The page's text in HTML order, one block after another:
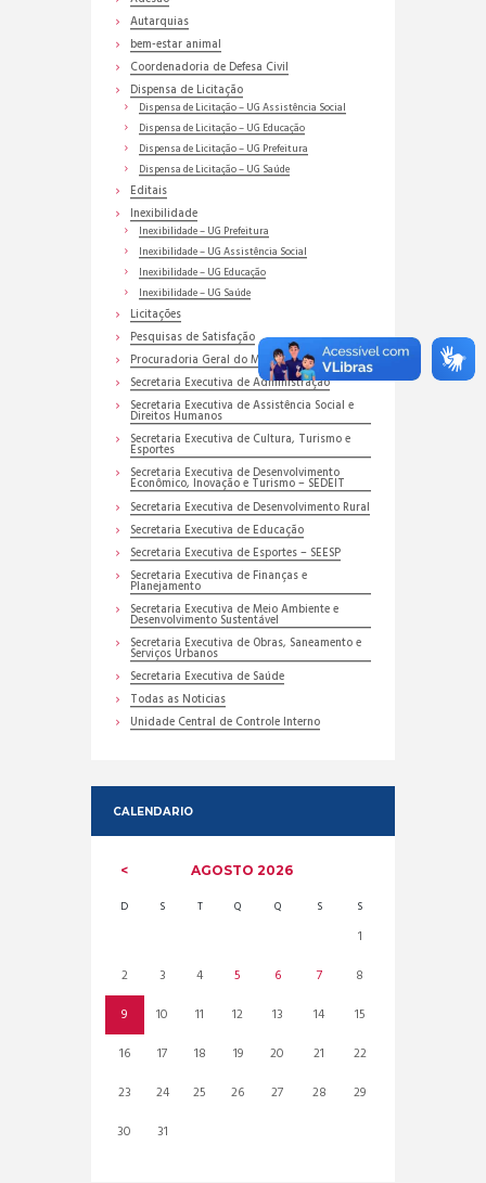
Autarquias
bem-estar animal
Coordenadoria de Defesa Civil
Dispensa de Licitação
Dispensa de Licitação – UG Assistência Social
Dispensa de Licitação – UG Educação
Dispensa de Licitação – UG Prefeitura
Dispensa de Licitação – UG Saúde
Editais
Inexibilidade
Inexibilidade – UG Prefeitura
Inexibilidade – UG Assistência Social
Inexibilidade – UG Educação
Inexibilidade – UG Saúde
Licitações
Pesquisas de Satisfação
Procuradoria Geral do Município
Secretaria Executiva de Administração
Secretaria Executiva de Assistência Social e
Direitos Humanos
Secretaria Executiva de Cultura, Turismo e
Esportes
Secretaria Executiva de Desenvolvimento
Econômico, Inovação e Turismo – SEDEIT
Secretaria Executiva de Desenvolvimento Rural
Secretaria Executiva de Educação
Secretaria Executiva de Esportes – SEESP
Secretaria Executiva de Finanças e
Planejamento
Secretaria Executiva de Meio Ambiente e
Desenvolvimento Sustentável
Secretaria Executiva de Obras, Saneamento e
Serviços Urbanos
Secretaria Executiva de Saúde
Todas as Noticias
Unidade Central de Controle Interno
CALENDARIO
AGOSTO2026
D S T Q Q S S
1
2
3 4 5 6 7
8
9
10 11 12 13 14
15
16
17 18 19 20 21
22
23
24 25 26 27 28
29
30
31